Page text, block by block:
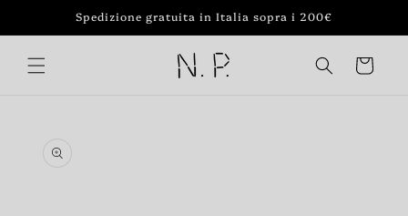
direttamente
ai contenuti
Spedizione gratuita in Italia sopra i 200€
Carrello
informazioni
sul prodotto